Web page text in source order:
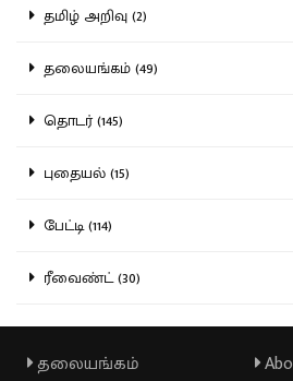
தமிழ் அறிவு (2)
தலையங்கம் (49)
தொடர் (145)
புதையல் (15)
பேட்டி (114)
ரீவைண்ட் (30)
தலையங்கம்